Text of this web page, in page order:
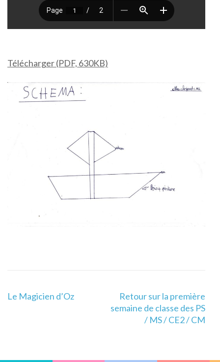
Télécharger (PDF, 630KB)
Navigation
Le Magicien d’Oz
Retour sur la première
semaine de classe des PS
/ MS / CE2 / CM